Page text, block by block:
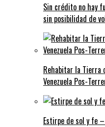
Sin crédito no hay
sin posibilidad de
Rehabitar la Tierra
Venezuela Pos-
Estirpe de sol y fe